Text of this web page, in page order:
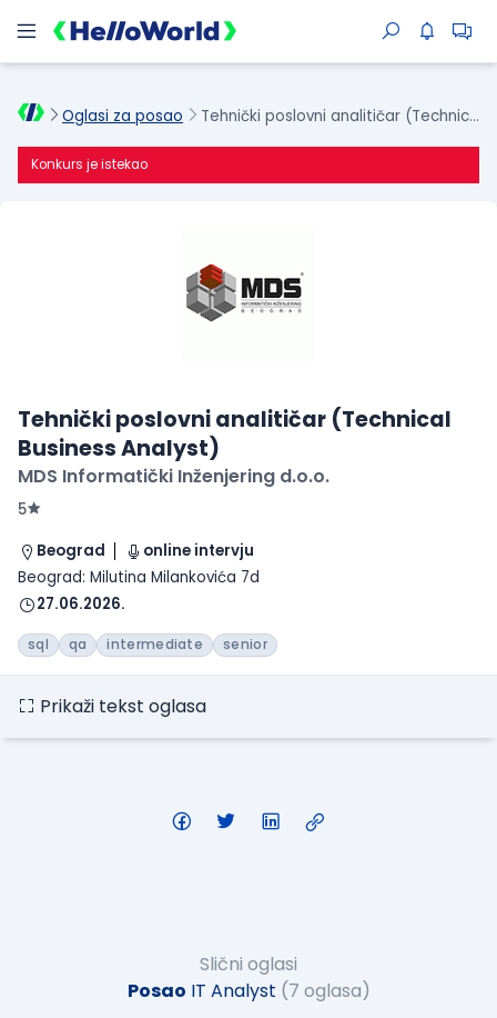
Oglasi za posao Tehnički poslovni analitičar (Technical Business Analyst)
Konkurs je istekao
Tehnički poslovni analitičar (Technical
Business Analyst)
MDS Informatički Inženjering d.o.o.
5
Beograd
online intervju
Beograd: Milutina Milankovića 7d
27.06.2026.
sql qa intermediate senior
Prikaži tekst oglasa
Slični oglasi
Posao IT Analyst (7 oglasa)